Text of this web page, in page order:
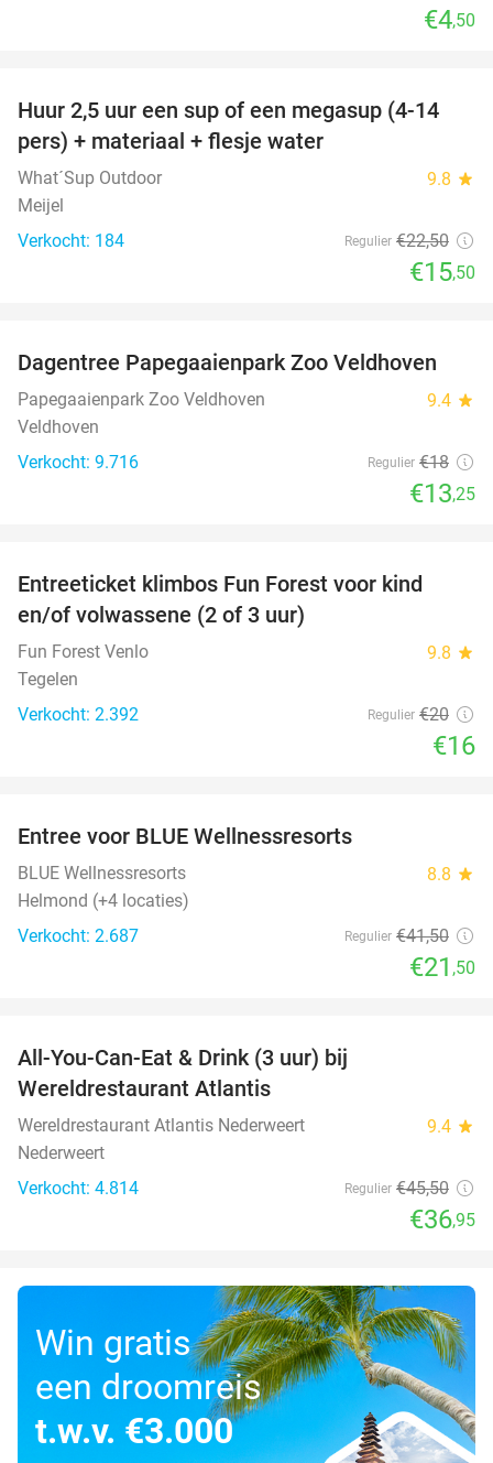
€4,50
31%
Huur 2,5 uur een sup of een megasup (4-14
pers) + materiaal + flesje water
What´Sup Outdoor 9.8 star
Meijel
Verkocht: 184
Regulier €22,50
€15,50
26%
Dagentree Papegaaienpark Zoo Veldhoven
Papegaaienpark Zoo Veldhoven 9.4 star
Veldhoven
Verkocht: 9.716
Regulier €18
€13,25
Entreeticket klimbos Fun Forest voor kind
en/of volwassene (2 of 3 uur)
Fun Forest Venlo 9.8 star
Tegelen
Verkocht: 2.392
Regulier €20
€16
Entree voor BLUE Wellnessresorts
BLUE Wellnessresorts 8.8 star
Helmond (+4 locaties)
Verkocht: 2.687
Regulier €41,50
€21 ,50
All-You-Can-Eat & Drink (3 uur) bij
Wereldrestaurant Atlantis
Wereldrestaurant Atlantis Nederweert 9.4 star
Nederweert
Verkocht: 4.814
Regulier €45,50
€36,95
Win gratis
een droomreis
t.w.v. €3.000